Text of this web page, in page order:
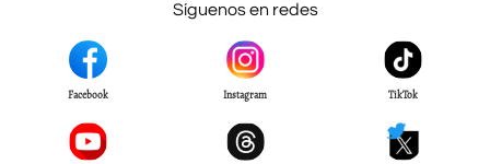
Síguenos en redes
Facebook Instagram TikTok